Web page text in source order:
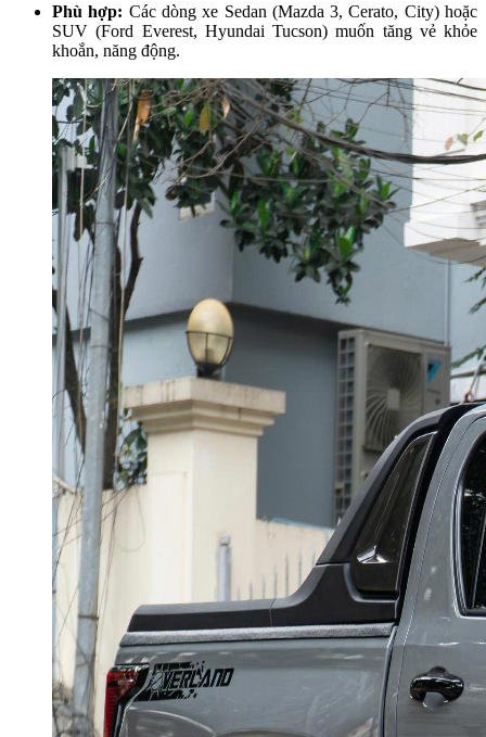
Phù hợp: Các dòng xe Sedan (Mazda 3, Cerato, City) hoặc
SUV (Ford Everest, Hyundai Tucson) muốn tăng vẻ khỏe
khoắn, năng động.